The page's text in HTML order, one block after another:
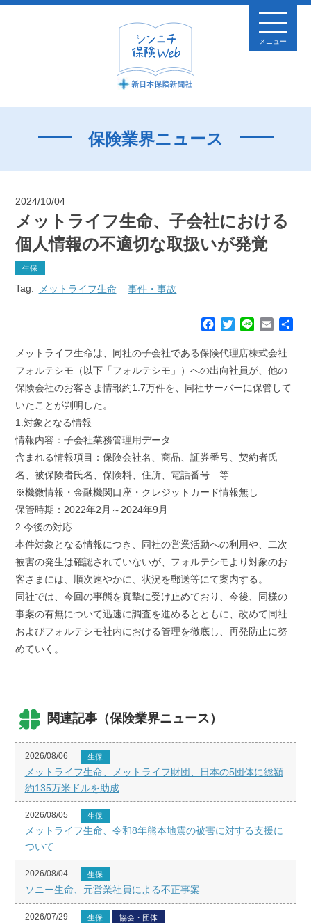
メニュー
保険業界ニュース
2024/10/04
メットライフ生命、子会社における
個人情報の不適切な取扱いが発覚
生保
Tag: メットライフ生命 事件・事故
c
e
T
i
t
n
e
E
a
i
メットライフ生命は、同社の子会社である保険代理店株式会社
フォルテシモ（以下「フォルテシモ」）への出向社員が、他の
保険会社のお客さま情報約1.7万件を、同社サーバーに保管して
いたことが判明した。
1.対象となる情報
情報内容：子会社業務管理用データ
含まれる情報項目：保険会社名、商品、証券番号、契約者氏
名、被保険者氏名、保険料、住所、電話番号 等
※機微情報・金融機関口座・クレジットカード情報無し
保管時期：2022年2月～2024年9月
2.今後の対応
本件対象となる情報につき、同社の営業活動への利用や、二次
被害の発生は確認されていないが、フォルテシモより対象のお
客さまには、順次速やかに、状況を郵送等にて案内する。
同社では、今回の事態を真摯に受け止めており、今後、同様の
事案の有無について迅速に調査を進めるとともに、改めて同社
およびフォルテシモ社内における管理を徹底し、再発防止に努
めていく。
関連記事（保険業界ニュース）
2026/08/06 生保
メットライフ生命、メットライフ財団、日本の5団体に総額
約135万米ドルを助成
2026/08/05 生保
メットライフ生命、令和8年熊本地震の被害に対する支援に
ついて
2026/08/04 生保
ソニー生命、元営業社員による不正事案
2026/07/29 生保 協会・団体